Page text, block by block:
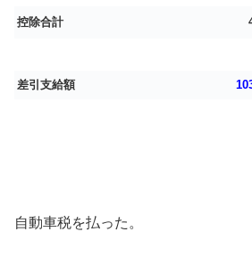
控除合計
差引支給額
自動車税を払った。